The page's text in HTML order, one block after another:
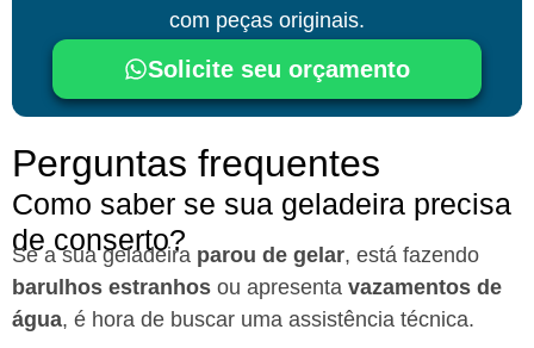
com peças originais.
Solicite seu orçamento
Perguntas frequentes
Como saber se sua geladeira precisa
de conserto?
Se a sua geladeira parou de gelar, está fazendo
barulhos estranhos ou apresenta vazamentos de
água, é hora de buscar uma assistência técnica.